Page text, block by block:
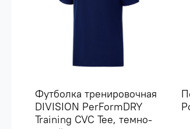
Футболка тренировочная
DIVISION PerFormDRY
Training CVC Tee, темно-